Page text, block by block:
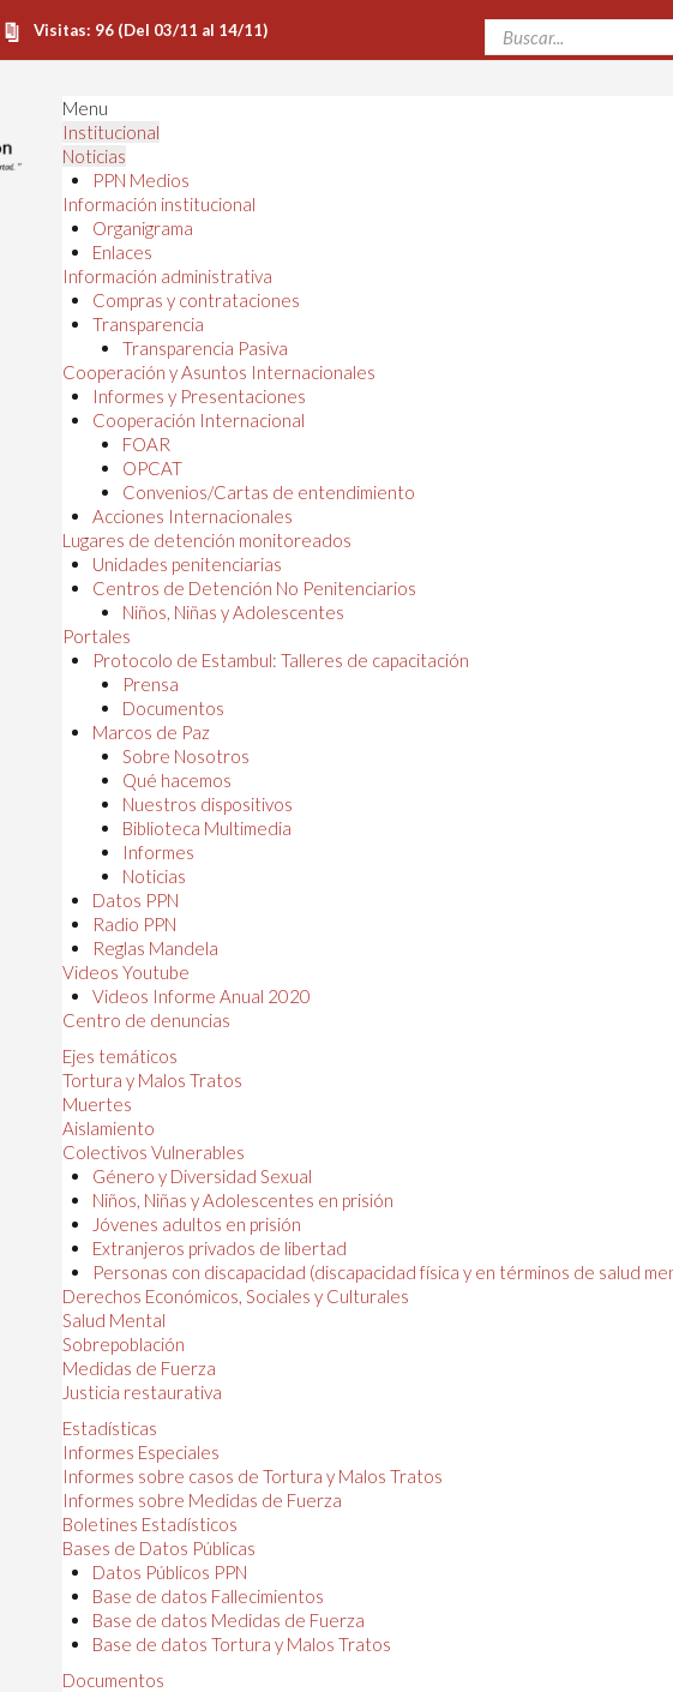
Visitas: 96 (Del 03/11 al 14/11)
Menu
Institucional
Noticias
PPN Medios
Información institucional
Organigrama
Enlaces
Información administrativa
Compras y contrataciones
Transparencia
Transparencia Pasiva
Cooperación y Asuntos Internacionales
Informes y Presentaciones
Cooperación Internacional
FOAR
OPCAT
Convenios/Cartas de entendimiento
Acciones Internacionales
Lugares de detención monitoreados
Unidades penitenciarias
Centros de Detención No Penitenciarios
Niños, Niñas y Adolescentes
Portales
Protocolo de Estambul: Talleres de capacitación
Prensa
Documentos
Marcos de Paz
Sobre Nosotros
Qué hacemos
Nuestros dispositivos
Biblioteca Multimedia
Informes
Noticias
Datos PPN
Radio PPN
Reglas Mandela
Videos Youtube
Videos Informe Anual 2020
Centro de denuncias
Ejes temáticos
Tortura y Malos Tratos
Muertes
Aislamiento
Colectivos Vulnerables
Género y Diversidad Sexual
Niños, Niñas y Adolescentes en prisión
Jóvenes adultos en prisión
Extranjeros privados de libertad
Personas con discapacidad (discapacidad física y en términos de salud
Derechos Económicos, Sociales y Culturales
Salud Mental
Sobrepoblación
Medidas de Fuerza
Justicia restaurativa
Estadísticas
Informes Especiales
Informes sobre casos de Tortura y Malos Tratos
Informes sobre Medidas de Fuerza
Boletines Estadísticos
Bases de Datos Públicas
Datos Públicos PPN
Base de datos Fallecimientos
Base de datos Medidas de Fuerza
Base de datos Tortura y Malos Tratos
Documentos